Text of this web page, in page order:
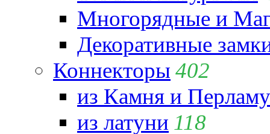
Многорядные и
Декоративные
Коннекторы 402
из Камня и
из латуни 118